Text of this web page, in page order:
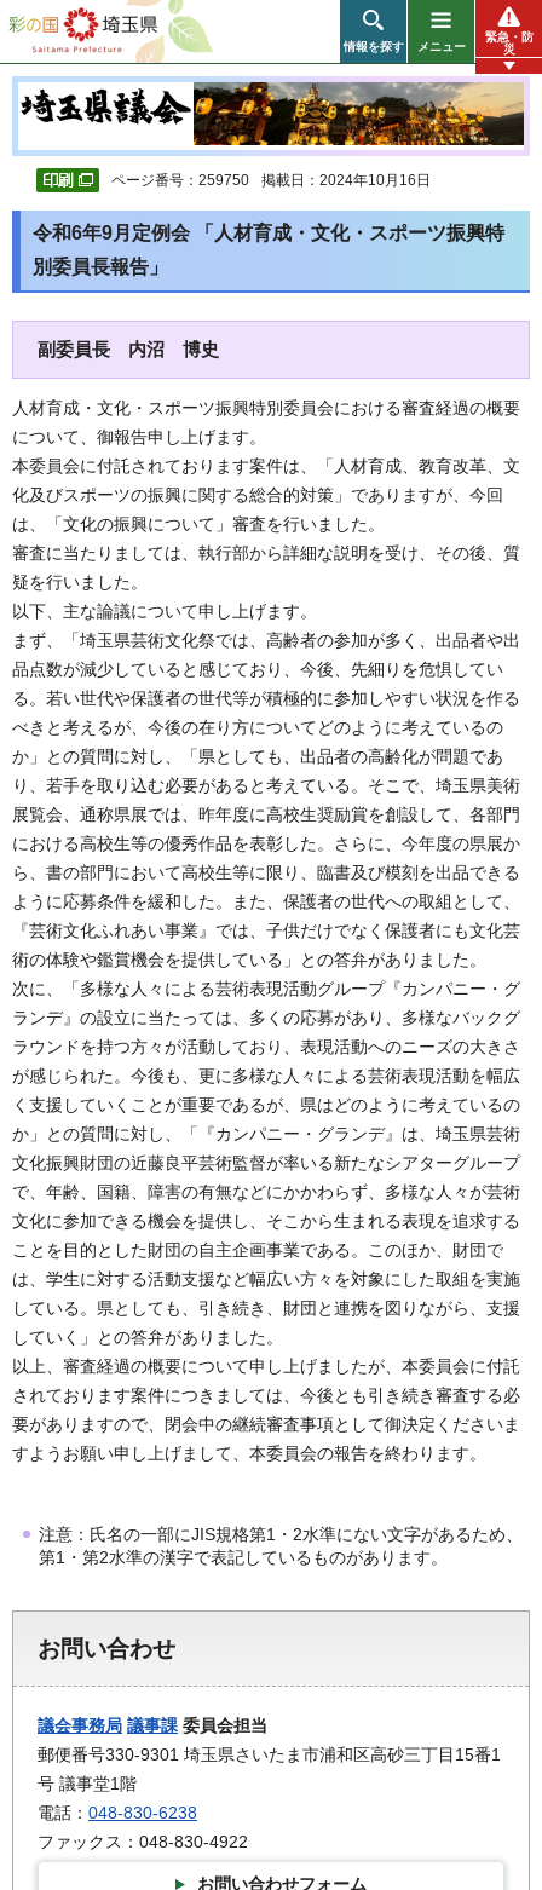
彩の国 埼玉県
情報を探す メニュー
緊急・防
災
ページ番号：259750 掲載日：2024年10月16日
令和6年9月定例会 「人材育成・文化・スポーツ振興特
別委員長報告」
副委員長 内沼 博史
人材育成・文化・スポーツ振興特別委員会における審査経過の概要
について、御報告申し上げます。
本委員会に付託されております案件は、「人材育成、教育改革、文
化及びスポーツの振興に関する総合的対策」でありますが、今回
は、「文化の振興について」審査を行いました。
審査に当たりましては、執行部から詳細な説明を受け、その後、質
疑を行いました。
以下、主な論議について申し上げます。
まず、「埼玉県芸術文化祭では、高齢者の参加が多く、出品者や出
品点数が減少していると感じており、今後、先細りを危惧してい
る。若い世代や保護者の世代等が積極的に参加しやすい状況を作る
べきと考えるが、今後の在り方についてどのように考えているの
か」との質問に対し、「県としても、出品者の高齢化が問題であ
り、若手を取り込む必要があると考えている。そこで、埼玉県美術
展覧会、通称県展では、昨年度に高校生奨励賞を創設して、各部門
における高校生等の優秀作品を表彰した。さらに、今年度の県展か
ら、書の部門において高校生等に限り、臨書及び模刻を出品できる
ように応募条件を緩和した。また、保護者の世代への取組として、
『芸術文化ふれあい事業』では、子供だけでなく保護者にも文化芸
術の体験や鑑賞機会を提供している」との答弁がありました。
次に、「多様な人々による芸術表現活動グループ『カンパニー・グ
ランデ』の設立に当たっては、多くの応募があり、多様なバックグ
ラウンドを持つ方々が活動しており、表現活動へのニーズの大きさ
が感じられた。今後も、更に多様な人々による芸術表現活動を幅広
く支援していくことが重要であるが、県はどのように考えているの
か」との質問に対し、「『カンパニー・グランデ』は、埼玉県芸術
文化振興財団の近藤良平芸術監督が率いる新たなシアターグループ
で、年齢、国籍、障害の有無などにかかわらず、多様な人々が芸術
文化に参加できる機会を提供し、そこから生まれる表現を追求する
ことを目的とした財団の自主企画事業である。このほか、財団で
は、学生に対する活動支援など幅広い方々を対象にした取組を実施
している。県としても、引き続き、財団と連携を図りながら、支援
していく」との答弁がありました。
以上、審査経過の概要について申し上げましたが、本委員会に付託
されております案件につきましては、今後とも引き続き審査する必
要がありますので、閉会中の継続審査事項として御決定くださいま
すようお願い申し上げまして、本委員会の報告を終わります。
注意：氏名の一部にJIS規格第1・2水準にない文字があるため、
第1・第2水準の漢字で表記しているものがあります。
お問い合わせ
議会事務局 議事課 委員会担当
郵便番号330-9301 埼玉県さいたま市浦和区高砂三丁目15番1
号 議事堂1階
電話： 048-830-6238
ファックス：048-830-4922
お問い合わせフォーム